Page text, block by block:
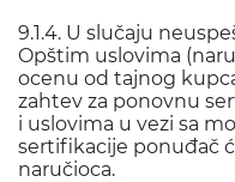
9.1.4. U slučaju
Opštim uslovima
ocenu od tajnog
zahtev za ponovnu
i uslovima u vezi sa
sertifikacije ponuđač
naručioca.